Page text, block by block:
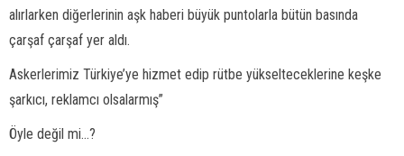
alırlarken diğerlerinin aşk haberi büyük puntolarla bütün basında
çarşaf çarşaf yer aldı.
Askerlerimiz Türkiye’ye hizmet edip rütbe yükselteceklerine keşke
şarkıcı, reklamcı olsalarmış”
Öyle değil mi...?